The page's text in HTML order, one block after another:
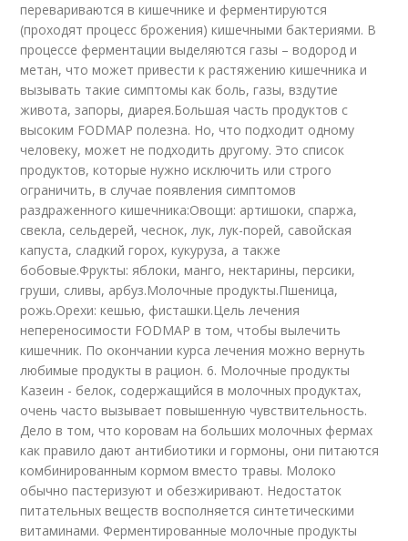
перевариваются в кишечнике и ферментируются
(проходят процесс брожения) кишечными бактериями. В
процессе ферментации выделяются газы – водород и
метан, что может привести к растяжению кишечника и
вызывать такие симптомы как боль, газы, вздутие
живота, запоры, диарея.Большая часть продуктов с
высоким FODMAP полезна. Но, что подходит одному
человеку, может не подходить другому. Это список
продуктов, которые нужно исключить или строго
ограничить, в случае появления симптомов
раздраженного кишечника:Овощи: артишоки, спаржа,
свекла, сельдерей, чеснок, лук, лук-порей, савойская
капуста, сладкий горох, кукуруза, а также
бобовые.Фрукты: яблоки, манго, нектарины, персики,
груши, сливы, арбуз.Молочные продукты.Пшеница,
рожь.Орехи: кешью, фисташки.Цель лечения
непереносимости FODMAP в том, чтобы вылечить
кишечник. По окончании курса лечения можно вернуть
любимые продукты в рацион. 6. Молочные продукты
Казеин - белок, содержащийся в молочных продуктах,
очень часто вызывает повышенную чувствительность.
Дело в том, что коровам на больших молочных фермах
как правило дают антибиотики и гормоны, они питаются
комбинированным кормом вместо травы. Молоко
обычно пастеризуют и обезжиривают. Недостаток
питательных веществ восполняется синтетическими
витаминами. Ферментированные молочные продукты